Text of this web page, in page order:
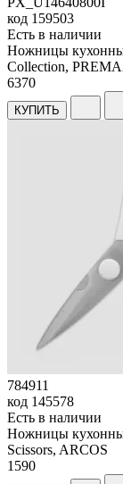
код 159503
Есть в наличии
Ножницы
Collection,
6370
КУПИТЬ
784911
код 145578
Есть в наличии
Ножницы
Scissors, ARCOS
1 590